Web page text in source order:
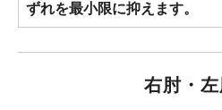
ずれを最小限に抑えます。
右肘・